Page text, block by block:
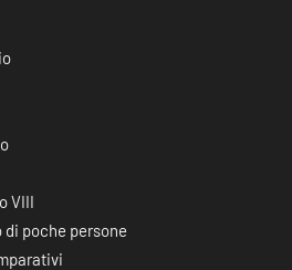
VIII
di poche persone